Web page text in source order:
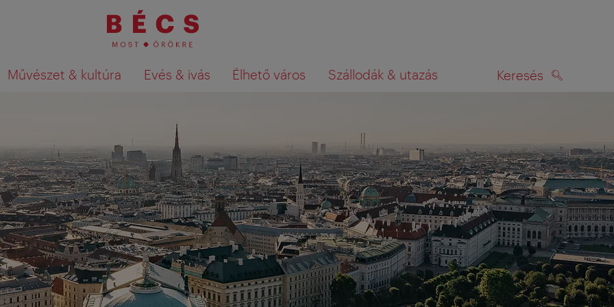
Művészet & kultúra Evés & ivás Élhető város Szállodák & utazás Keresés